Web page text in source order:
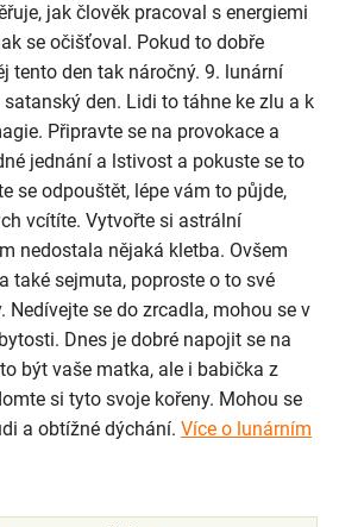
jak člověk pracoval s energiemi
se očišťoval. Pokud to dobře
tento den tak náročný. 9. lunární
den. Lidi to táhne ke zlu a k
Připravte se na provokace a
jednání a lstivost a pokuste se to
se odpouštět, lépe vám to půjde,
vcítíte. Vytvořte si astrální
nedostala nějaká kletba. Ovšem
také sejmuta, poproste o to své
Nedívejte se do zrcadla, mohou se v
Dnes je dobré napojit se na
být vaše matka, ale i babička z
si tyto svoje kořeny. Mohou se
a obtížné dýchání. Více o lunárním